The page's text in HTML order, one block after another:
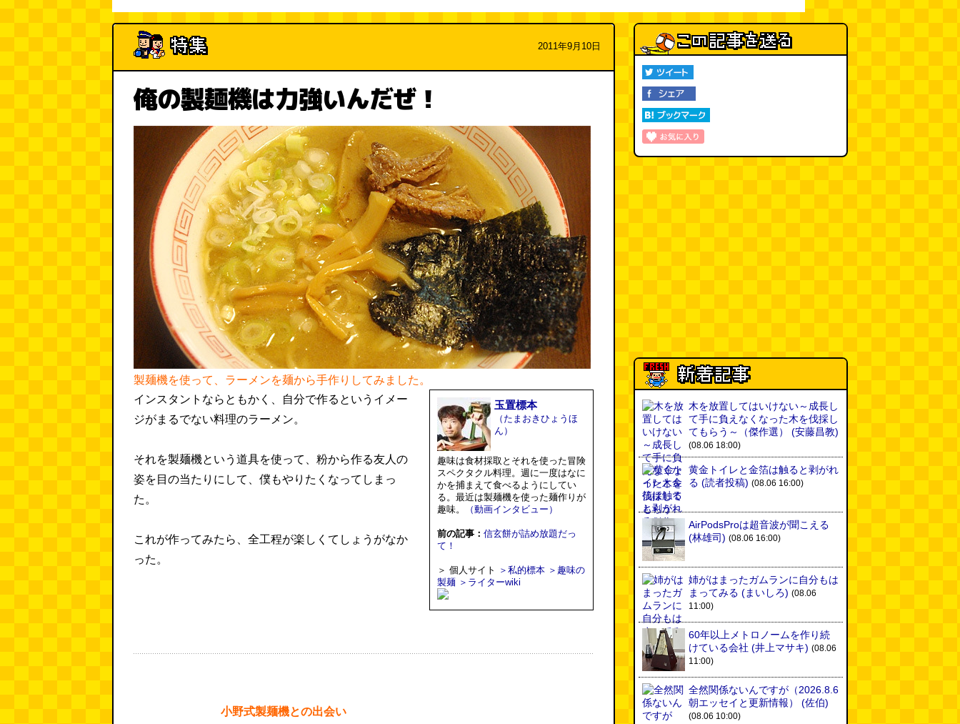
2011年9月10日
俺の製麺機は力強いんだぜ！
製麺機を使って、ラーメンを麺から手作りしてみました。
インスタントならともかく、自分で作るというイメー
ジがまるでない料理のラーメン。
それを製麺機という道具を使って、粉から作る友人の
姿を目の当たりにして、僕もやりたくなってしまっ
た。
これが作ってみたら、全工程が楽しくてしょうがなか
った。
玉置標本
（たまおきひょうほ
ん）
趣味は食材採取とそれを使った冒険
スペクタクル料理。週に一度はなに
かを捕まえて食べるようにしてい
る。最近は製麺機を使った麺作りが
趣味。
（動画インタビュー）
前の記事： 信玄餅が詰め放題だっ
て！
＞ 個人サイト ＞私的標本 ＞趣味の
製麺 ＞ライターwiki
小野式製麺機との出会い
木を放置してはいけない～成長し
て手に負えなくなった木を伐採し
てもらう～（傑作選）
(安藤昌教)
(08.06 18:00)
黄金トイレと金箔は触ると剥がれ
る (読者投稿) (08.06 16:00)
AirPodsProは超音波が聞こえる
(林雄司) (08.06 16:00)
姉がはまったガムランに自分もは
まってみる (まいしろ) (08.06
11:00)
60年以上メトロノームを作り続
けている会社 (井上マサキ) (08.06
11:00)
全然関係ないんですが（2026.8.6
朝エッセイと更新情報）
(佐伯)
(08.06 10:00)